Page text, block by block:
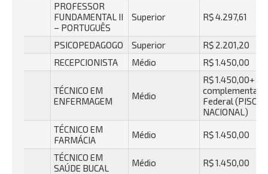
PROFESSOR
FUNDAMENTAL II
– PORTUGUÊS
Superior R$ 4.297,61
PSICOPEDAGOGO Superior
R$ 2.201,20
RECEPCIONISTA
Médio R$ 1.450,00
TÉCNICO EM
ENFERMAGEM
Médio
R$ 1.450,00+
Federal (PISO
NACIONAL)
TÉCNICO EM
FARMÁCIA
Médio R$ 1.450,00
TÉCNICO EM
SAÚDE BUCAL
Médio R$ 1.450,00